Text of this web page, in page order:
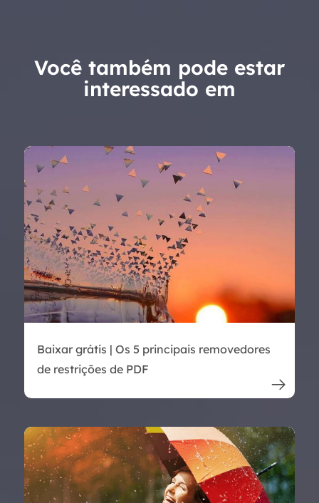
Você também pode estar
interessado em
Baixar grátis | Os 5 principais removedores
de restrições de PDF
